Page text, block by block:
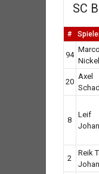
SC
#
94
Marco
Nickel
20
Axel
8
Leif
2
Reik